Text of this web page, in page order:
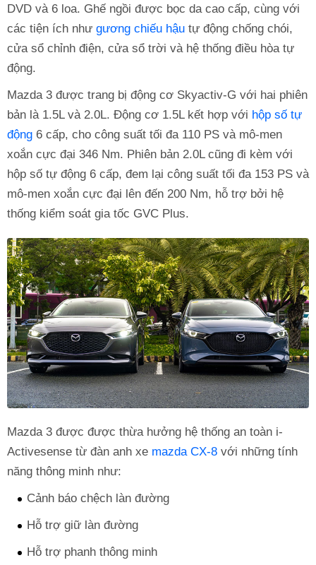
DVD và 6 loa. Ghế ngồi được bọc da cao cấp, cùng với
các tiện ích như gương chiếu hậu tự động chống chói,
cửa sổ chỉnh điện, cửa sổ trời và hệ thống điều hòa tự
động.
Mazda 3 được trang bị động cơ Skyactiv-G với hai phiên
bản là 1.5L và 2.0L. Động cơ 1.5L kết hợp với hộp số tự
động 6 cấp, cho công suất tối đa 110 PS và mô-men
xoắn cực đại 346 Nm. Phiên bản 2.0L cũng đi kèm với
hộp số tự động 6 cấp, đem lại công suất tối đa 153 PS và
mô-men xoắn cực đại lên đến 200 Nm, hỗ trợ bởi hệ
thống kiểm soát gia tốc GVC Plus.
Mazda 3 được được thừa hưởng hệ thống an toàn i-
Activesense từ đàn anh xe mazda CX-8 với những tính
năng thông minh như:
Cảnh báo chệch làn đường
Hỗ trợ giữ làn đường
Hỗ trợ phanh thông minh